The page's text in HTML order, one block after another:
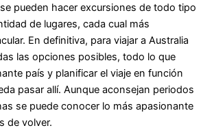
pueden hacer excursiones de todo tipo
de lugares, cada cual más
En definitiva, para viajar a Australia
las opciones posibles, todo lo que
país y planificar el viaje en función
pasar allí. Aunque aconsejan periodos
se puede conocer lo más apasionante
de volver.